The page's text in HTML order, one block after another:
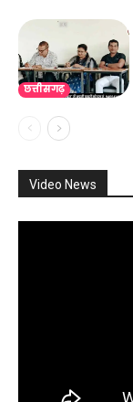
छत्तीसगढ़
Video News